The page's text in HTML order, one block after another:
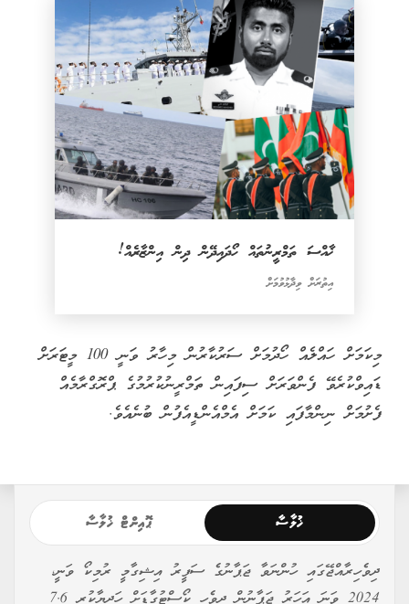
ޚާއްސަ ތަމްރީނުތައް ހޯދައިދޭން ދިން އިންޒާރެއް!
އިތުރަށް ވިދާޅުވުމަށް
މިކަމަށް ހައްލެއް ހޯދުމަށް ސަރުކާރުން މިހާރު ވަނީ 100 މީޓަރަށް
ޑައިވްކުރެވޭ ފެންވަރަށް ސިފައިން ތަމްރީނުކުރުމުގެ ޕްރޮގްރާމެއް
ފެށުމަށް ނިންމާފައި ކަމަށް އެމްއެންޑީއެފުން ބުނެއެވެ.
ޚުލާސާ ޕޮއިންޓް ޚުލާސާ
ދިވެހިރާއްޖޭގައި ހުންނަވާ ޖަޕާނުގެ ސަފީރު އިޝިގާމީ ރުމިކޯ ވަނީ،
2024 ވަނަ އަހަރު ޖަޕާނުން ދިވެހި ކޯސްޓުގާޑަށް ހަދިޔާކުރި 7.6